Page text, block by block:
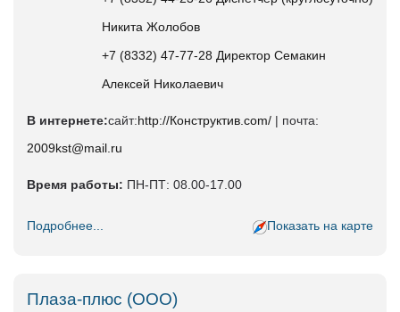
Никита Жолобов
+7 (8332) 47-77-28 Директор Семакин
Алексей Николаевич
В интернете:сайт:http://Конструктив.com/ | почта:
2009kst@mail.ru
Время работы: ПН-ПТ: 08.00-17.00
Подробнее... Показать на карте
Плаза-плюс (ООО)